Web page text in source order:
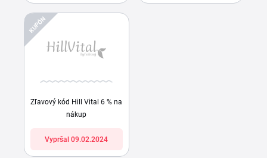
KUPÓN
Zľavový kód Hill Vital 6 % na
nákup
Vypršal 09.02.2024